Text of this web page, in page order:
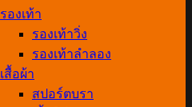
รองเท้า
รองเท้าวิ่ง
รองเท้าลำลอง
เสื้อผ้า
สปอร์ตบรา